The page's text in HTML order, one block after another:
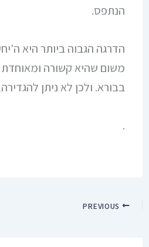
הנתפס.
הדרגה הגבוה ביותר היא
משום שהיא קשורה
בבורא. ולכן לא ניתן
.